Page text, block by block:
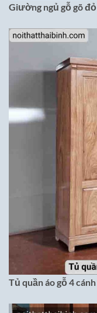
Giường ngủ gỗ gõ đỏ
Tủ quần áo gỗ 4 cánh